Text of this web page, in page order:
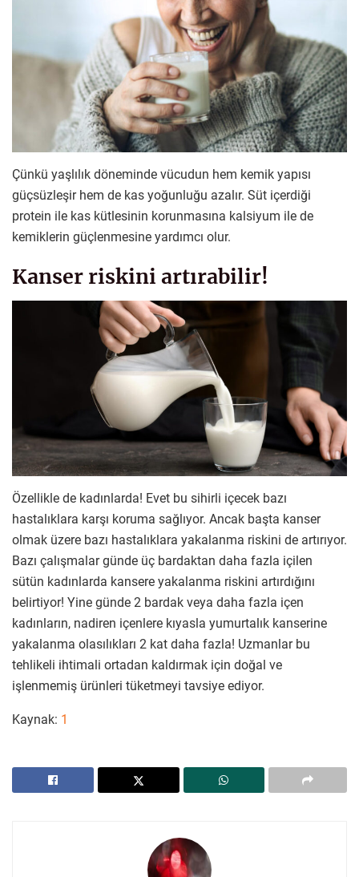
Çünkü yaşlılık döneminde vücudun hem kemik yapısı
güçsüzleşir hem de kas yoğunluğu azalır. Süt içerdiği
protein ile kas kütlesinin korunmasına kalsiyum ile de
kemiklerin güçlenmesine yardımcı olur.
Kanser riskini artırabilir!
Özellikle de kadınlarda! Evet bu sihirli içecek bazı
hastalıklara karşı koruma sağlıyor. Ancak başta kanser
olmak üzere bazı hastalıklara yakalanma riskini de artırıyor.
Bazı çalışmalar günde üç bardaktan daha fazla içilen
sütün kadınlarda kansere yakalanma riskini artırdığını
belirtiyor! Yine günde 2 bardak veya daha fazla içen
kadınların, nadiren içenlere kıyasla yumurtalık kanserine
yakalanma olasılıkları 2 kat daha fazla! Uzmanlar bu
tehlikeli ihtimali ortadan kaldırmak için doğal ve
işlenmemiş ürünleri tüketmeyi tavsiye ediyor.
Kaynak: 1